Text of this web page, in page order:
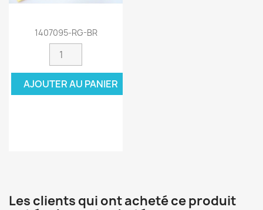
1407095-RG-BR
AJOUTER AU PANIER
Les clients qui ont acheté ce produit